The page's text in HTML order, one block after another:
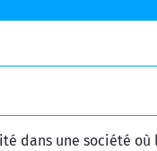
une société où